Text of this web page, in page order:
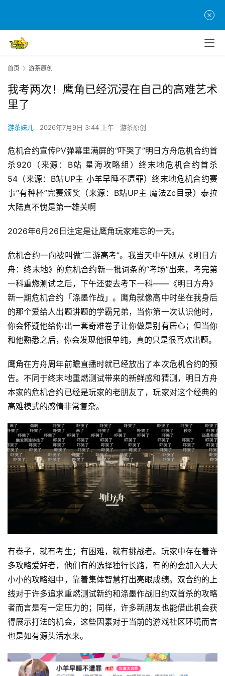
首页 游茶原创
我考两次！鹰角已经沉浸在自己的高难艺术
里了
游茶妹儿 2026年7月9日 3:44 上午 游茶原创
危机合约宣传PV弹幕里满屏的“吓哭了”明日方舟危机合约首
杀920（来源：B站 星海攻略组）终末地危机合约首杀
54（来源：B站UP主 小羊早睡不遭罪）终末地危机合约赛
事“有种杯”完赛颁奖（来源：B站UP主 魔法Zc目录）泰拉
大陆真不愧是第一雄关啊
2026年6月26日注定是让鹰角玩家难忘的一天。
危机合约一向被叫做“二游高考”。我当天中午刚从《明日方
舟：终末地》的危机合约新一批词条的“考场”出来，考完第
一科重燃测试之后，下午还要去考下一科——《明日方舟》
新一期危机合约「涤墨作战」。鹰角就像高中时坐在我身后
的那个爱给人出题讲题的学霸兄弟，当你第一次认识他时，
你会怀疑他给你出一套奇难卷子让你做是别有居心；但当你
和他熟悉之后，你会发现他很单纯，真的只是很喜欢出题。
鹰角在方舟周年前瞻直播时就已经放出了本次危机合约的预
告。不同于终末地重燃测试带来的新鲜感和猜测，明日方舟
本家的危机合约已经是玩家的老朋友了，玩家对这个经典的
高难模式的感情非常复杂。
有卷子，就有考生；有困难，就有挑战者。玩家中存在着许
多攻略爱好者，他们有的选择独行长路，有的的会加入大大
小小的攻略组中，靠着集体智慧打出亮眼成绩。双合约的上
线对于许多追求重燃测试新约和涤墨作战旧约双首杀的攻略
者而言是有一定压力的；同样，许多新朋友也能借此机会获
得展示打法的机会，这些因素对于当前的游戏社区环境而言
也是如有源头活水来。